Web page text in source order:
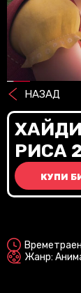
НАЗАД
РИСА
КУПИ
Жанр: